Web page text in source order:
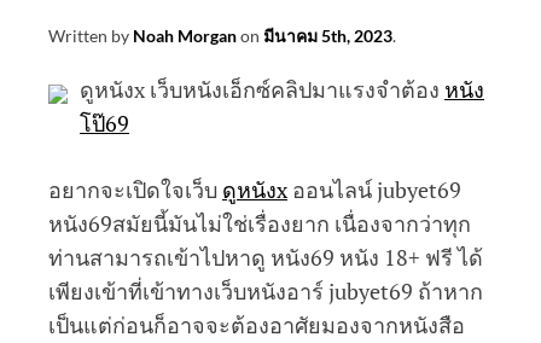
Written by Noah Morganon มีนาคม 5th, 2023.
ดูหนังx เว็บหนังเอ็กซ์คลิปมาแรงจำต้อง หนัง
โป๊69
อยากจะเปิดใจเว็บ ดูหนังx ออนไลน์ jubyet69
หนัง69สมัยนี้มันไม่ใช่เรื่องยาก เนื่องจากว่าทุก
ท่านสามารถเข้าไปหาดู หนัง69 หนัง 18+ ฟรี ได้
เพียงเข้าที่เข้าทางเว็บหนังอาร์ jubyet69 ถ้าหาก
เป็นแต่ก่อนก็อาจจะต้องอาศัยมองจากหนังสือ